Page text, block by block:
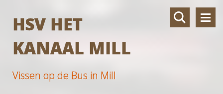
HSV HET
KANAAL MILL
Vissen op de Bus in Mill